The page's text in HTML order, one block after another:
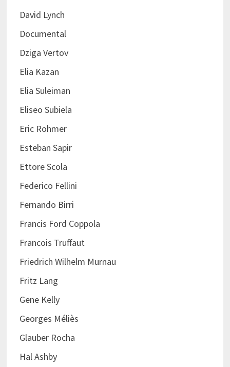
David Lynch
Documental
Dziga Vertov
Elia Kazan
Elia Suleiman
Eliseo Subiela
Eric Rohmer
Esteban Sapir
Ettore Scola
Federico Fellini
Fernando Birri
Francis Ford Coppola
Francois Truffaut
Friedrich Wilhelm Murnau
Fritz Lang
Gene Kelly
Georges Méliès
Glauber Rocha
Hal Ashby